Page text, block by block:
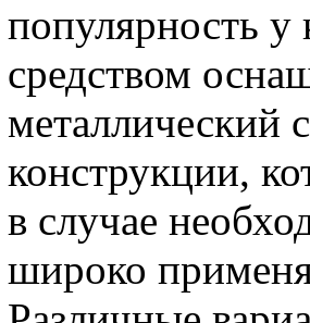
популярность у
средством
металлический
конструкции,
в случае
широко